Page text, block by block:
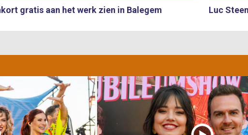
gratis aan het werk zien in Balegem Luc